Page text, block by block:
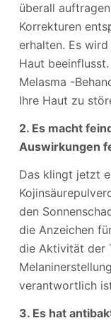
überall
Korrekturen
erhalten. Es
Haut
Melasma -
Ihre Haut zu
2. Es macht
Auswirkungen
Das klingt jetzt
den
die Anzeichen
die Aktivität der
verantwortlich
3. Es hat